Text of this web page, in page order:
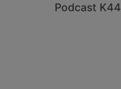
Podcast K44